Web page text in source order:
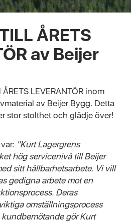
ÅRETS
av Beijer
LEVERANTÖR inom
av Beijer Bygg. Detta
stor stolthet och glädje över!
"Kurt Lagergrens
hög servicenivå till Beijer
sitt hållbarhetsarbete. Vi vill
gedigna arbete mot en
Deras
omställningsprocess
gör Kurt